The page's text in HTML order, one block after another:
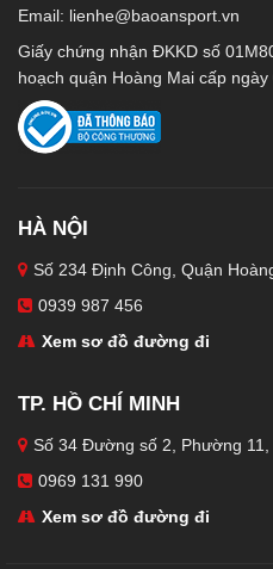
Email: lienhe@baoansport.vn
Giấy chứng nhận ĐKKD số
hoạch quận Hoàng Mai cấp ngày
HÀ NỘI
Số 234 Định Công, Quận
0939 987 456
Xem sơ đồ đường đi
TP. HỒ CHÍ MINH
Số 34 Đường số 2, Phường 11,
0969 131 990
Xem sơ đồ đường đi